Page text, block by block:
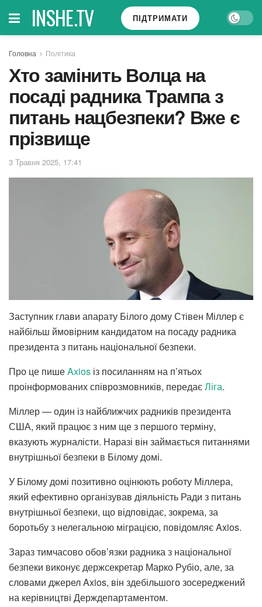
INSHE.TV ПІДТРИМАТИ
Головна Політика
Хто замінить Волца на
посаді радника Трампа з
питань нацбезпеки? Вже є
прізвище
3 Травня 2025, 17:41
Заступник глави апарату Білого дому Стівен Міллер є
найбільш ймовірним кандидатом на посаду радника
президента з питань національної безпеки.
Про це пишеAxios із посиланням на п’ятьох
проінформованих співрозмовників, передаєЛіга.
Міллер — один із найближчих радників президента
США, який працює з ним ще з першого терміну,
вказують журналісти. Наразі він займається питаннями
внутрішньої безпеки в Білому домі.
У Білому домі позитивно оцінюють роботу Міллера,
який ефективно організував діяльність Ради з питань
внутрішньої безпеки, що відповідає, зокрема, за
боротьбу з нелегальною міграцією, повідомляє Axios.
Зараз тимчасово обов’язки радника з національної
безпеки виконує держсекретар Марко Рубіо, але, за
словами джерел Axios, він здебільшого зосереджений
на керівництві Держдепартаментом.